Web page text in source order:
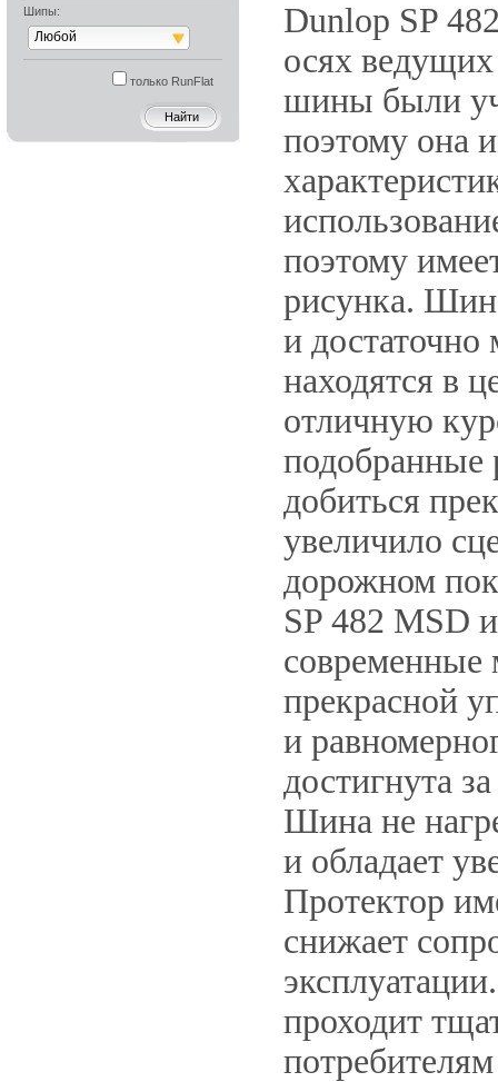
Шипы:
Любой
только RunFlat
Dunlop SP
осях ведущих
шины были
поэтому она
поэтому
рисунка.
и
находятся в
отличную
подобранные
добиться
увеличило
дорожном
SP 482 MSD
современные
прекрасной
и
достигнута
Шина не
и обладает
Протектор
снижает
проходит